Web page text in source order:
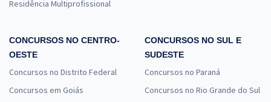
Residência Multiprofissional
CONCURSOS NO CENTRO-
OESTE
Concursos no Distrito Federal
Concursos em Goiás
CONCURSOS NO SUL E
SUDESTE
Concursos no Paraná
Concursos no Rio Grande do Sul